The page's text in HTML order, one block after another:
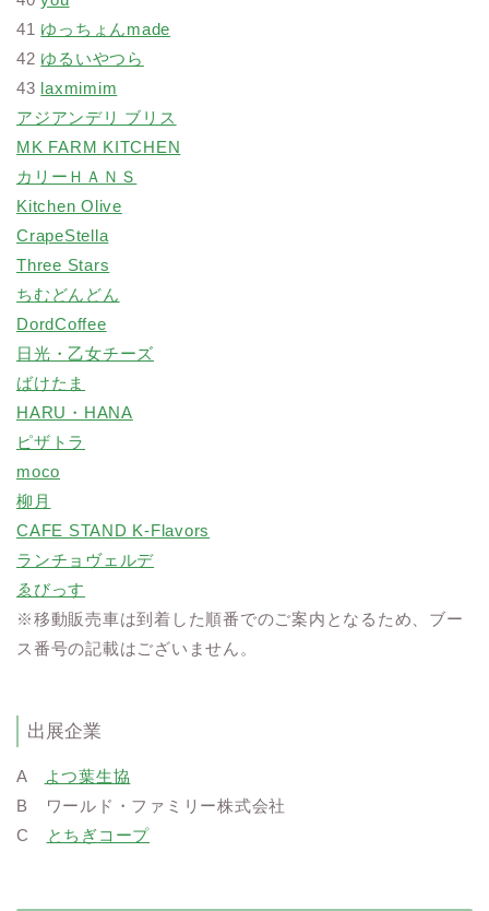
41 ゆっちょんmade
42 ゆるいやつら
43 laxmimim
アジアンデリ ブリス
MK FARM KITCHEN
カリーＨＡＮＳ
Kitchen Olive
CrapeStella
Three Stars
ちむどんどん
DordCoffee
日光・乙女チーズ
ばけたま
HARU・HANA
ピザトラ
moco
柳月
CAFE STAND K-Flavors
ランチョヴェルデ
ゑびっす
※移動販売車は到着した順番でのご案内となるため、ブー
ス番号の記載はございません。
出展企業
A
よつ葉生協
B
ワールド ・ ファミリー株式会社
C
とちぎコープ